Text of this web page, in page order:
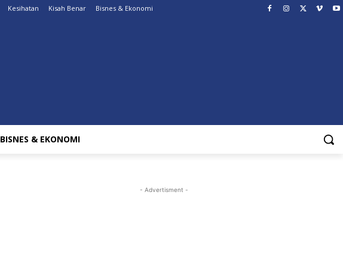
Kesihatan Kisah Benar Bisnes & Ekonomi
BISNES & EKONOMI
- Advertisment -